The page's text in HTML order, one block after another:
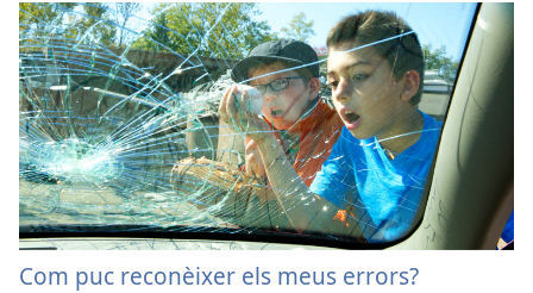
Com puc reconèixer els meus errors?